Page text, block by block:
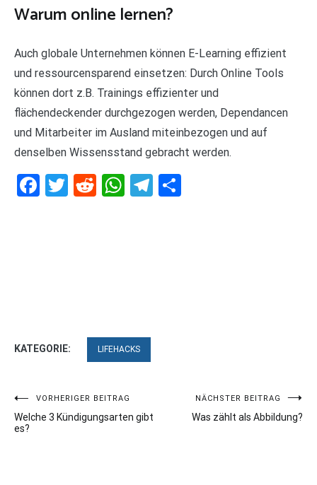
Warum online lernen?
Auch globale Unternehmen können E-Learning effizient
und ressourcensparend einsetzen: Durch Online Tools
können dort z.B. Trainings effizienter und
flächendeckender durchgezogen werden, Dependancen
und Mitarbeiter im Ausland miteinbezogen und auf
denselben Wissensstand gebracht werden.
Facebook
Twitter
RedditWhatsApp
Telegram
KATEGORIE: LIFEHACKS
Beitragsnavigation
VORHERIGER BEITRAG
Welche 3 Kündigungsarten gibt
es?
NÄCHSTER BEITRAG
Was zählt als Abbildung?